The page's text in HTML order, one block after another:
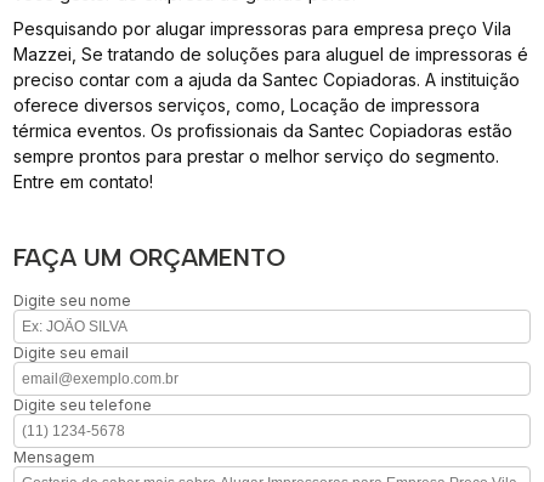
Pesquisando por alugar impressoras para empresa preço Vila
Mazzei, Se tratando de soluções para aluguel de impressoras é
preciso contar com a ajuda da Santec Copiadoras. A instituição
oferece diversos serviços, como, Locação de impressora
térmica eventos. Os profissionais da Santec Copiadoras estão
sempre prontos para prestar o melhor serviço do segmento.
Entre em contato!
FAÇA UM ORÇAMENTO
Digite seu nome
Digite seu email
Digite seu telefone
Mensagem